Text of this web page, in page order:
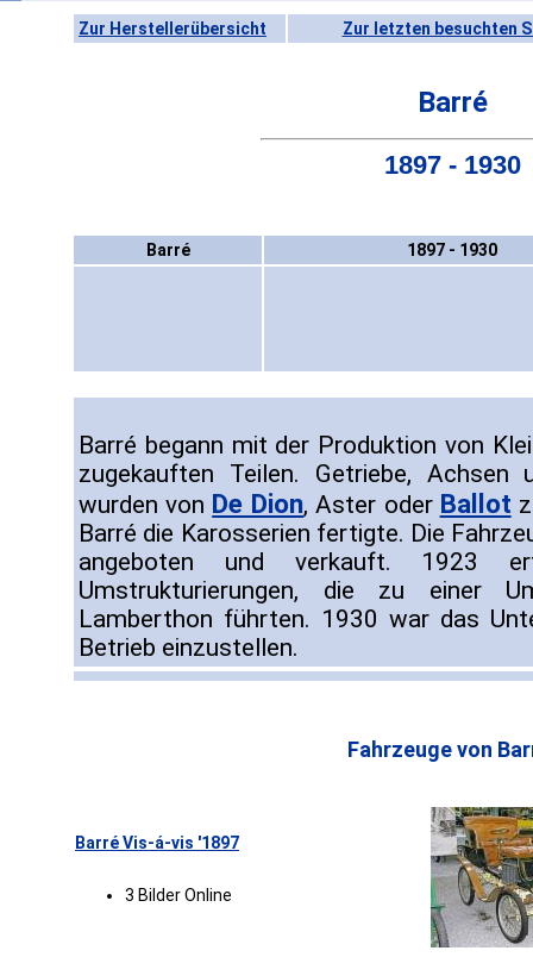
Zur Herstellerübersicht Zur letzten besuchten
Barré
1897 - 1930
Barré 1897 - 1930
Barré begann mit der Produktion von
zugekauften Teilen. Getriebe, Achsen
wurden von De Dion, Aster oder Ballot
Barré die Karosserien fertigte. Die
angeboten und verkauft. 1923
Umstrukturierungen, die zu einer
Lamberthon führten. 1930 war das
Betrieb einzustellen.
Fahrzeuge von
Barré Vis-á-vis '1897
3 Bilder Online